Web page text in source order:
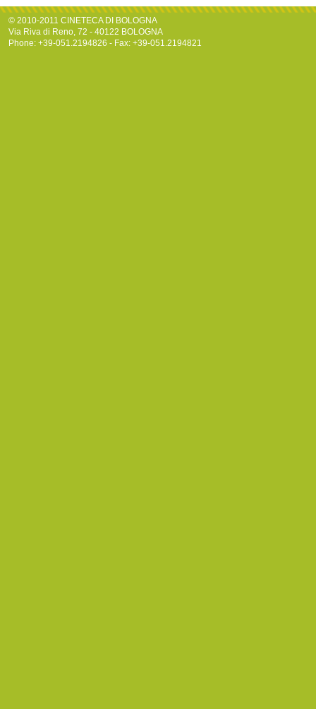
© 2010-2011 CINETECA DI BOLOGNA
Via Riva di Reno, 72 - 40122 BOLOGNA
Phone: +39-051.2194826 - Fax: +39-051.2194821